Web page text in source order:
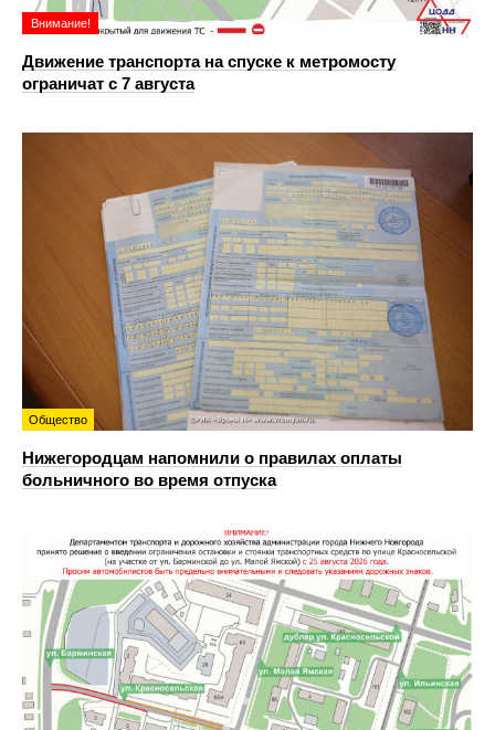
Внимание!
Движение транспорта на спуске к метромосту
ограничат с 7 августа
Общество
Нижегородцам напомнили о правилах оплаты
больничного во время отпуска